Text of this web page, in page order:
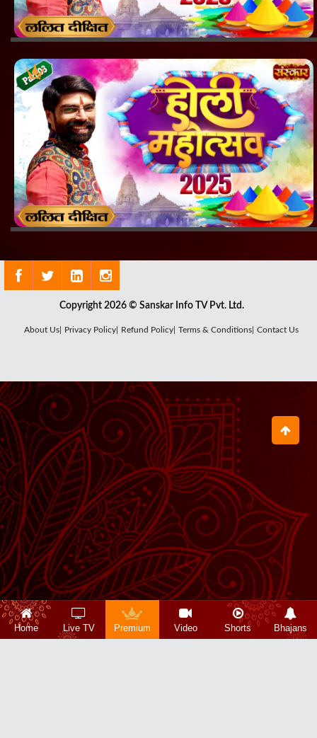
Copyright 2026 © Sanskar Info TV Pvt. Ltd.
About Us| Privacy Policy| Refund Policy| Terms & Conditions| Contact Us
Home Live TV Premium Video Shorts Bhajans